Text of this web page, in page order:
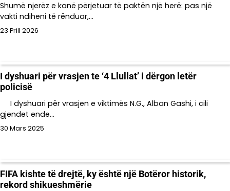
Shumë njerëz e kanë përjetuar të paktën një herë: pas një
vakti ndiheni të rënduar,…
23 Prill 2026
I dyshuari për vrasjen te ‘4 Llullat’ i dërgon letër
policisë
I dyshuari për vrasjen e viktimës N.G., Alban Gashi, i cili
gjendet ende…
30 Mars 2025
FIFA kishte të drejtë, ky është një Botëror historik,
rekord shikueshmërie